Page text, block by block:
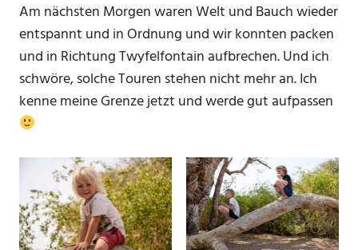
Am nächsten Morgen waren Welt und Bauch wieder
entspannt und in Ordnung und wir konnten packen
und in Richtung Twyfelfontain aufbrechen. Und ich
schwöre, solche Touren stehen nicht mehr an. Ich
kenne meine Grenze jetzt und werde gut aufpassen